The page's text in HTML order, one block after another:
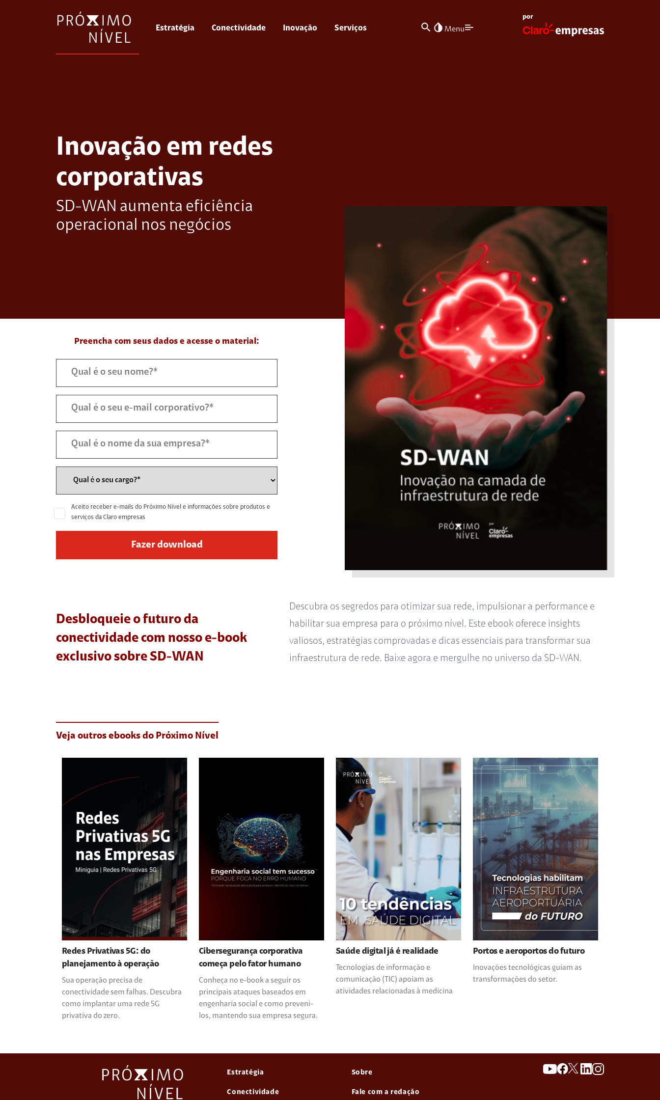
Estratégia Conectividade Inovação Serviços search invert_colors Menu
por
Inovação em redes
corporativas
SD-WAN aumenta eficiência
operacional nos negócios
Preencha com seus dados e acesse o material:
Aceito receber e-mails do Próximo Nível e informações sobre produtos e
serviços da Claro empresas
Desbloqueie o futuro da
conectividade com nosso e-book
exclusivo sobre SD-WAN
Descubra os segredos para otimizar sua rede, impulsionar a performance e
habilitar sua empresa para o próximo nível. Este ebook oferece insights
valiosos, estratégias comprovadas e dicas essenciais para transformar sua
infraestrutura de rede. Baixe agora e mergulhe no universo da SD-WAN.
Veja outros ebooks do Próximo Nível
Redes Privativas 5G: do
planejamento à operação
Sua operação precisa de
conectividade sem falhas. Descubra
como implantar uma rede 5G
privativa do zero.
Cibersegurança corporativa
começa pelo fator humano
Conheça no e-book a seguir os
principais ataques baseados em
engenharia social e como preveni-
los, mantendo sua empresa segura.
Saúde digital já é realidade
Tecnologias de informação e
comunicação (TIC) apoiam as
atividades relacionadas à medicina
Portos e aeroportos do futuro
Inovações tecnológicas guiam as
transformações do setor.
Estratégia
Conectividade
Sobre
Fale com a redação